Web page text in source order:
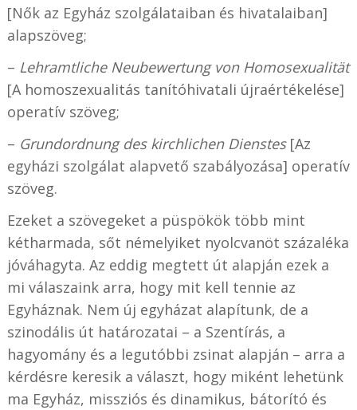
[Nők az Egyház szolgálataiban és hivatalaiban]
alapszöveg;
– Lehramtliche Neubewertung von Homosexualität
[A homoszexualitás tanítóhivatali újraértékelése]
operatív szöveg;
– Grundordnung des kirchlichen Dienstes[Az
egyházi szolgálat alapvető szabályozása] operatív
szöveg.
Ezeket a szövegeket a püspökök több mint
kétharmada, sőt némelyiket nyolcvanöt százaléka
jóváhagyta. Az eddig megtett út alapján ezek a
mi válaszaink arra, hogy mit kell tennie az
Egyháznak. Nem új egyházat alapítunk, de a
szinodális út határozatai – a Szentírás, a
hagyomány és a legutóbbi zsinat alapján – arra a
kérdésre keresik a választ, hogy miként lehetünk
ma Egyház, missziós és dinamikus, bátorító és